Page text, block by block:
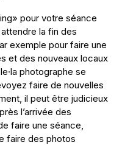
pour votre séance
la fin des
exemple pour faire une
et des nouveaux locaux
photographe se
faire de nouvelles
il peut être judicieux
l’arrivée des
faire une séance,
faire des photos